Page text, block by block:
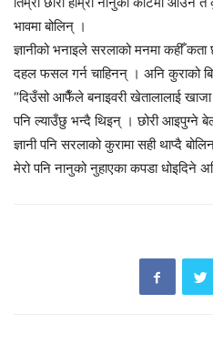
भावमा बोलिन् ।
ज्ञानीको भनाइले सरलाको मनमा कहीँ
दहल फसल गर्न चाहिनन् । अनि कुराको
“दिउँसो आफैँले बनाइवरी खेतालालाई
पनि ल्याउँछु भन्दै थिइन् । छोरी आइपुग्ने
ज्ञानी पनि सरलाको कुरामा सही थाप्दै
मेरो पनि नानुको नुहाएका कपडा धोइदिने